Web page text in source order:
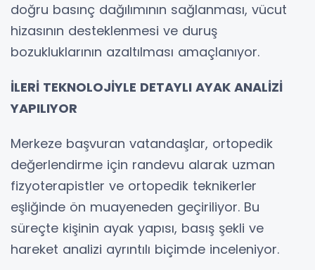
doğru basınç dağılımının sağlanması, vücut
hizasının desteklenmesi ve duruş
bozukluklarının azaltılması amaçlanıyor.
İLERİ TEKNOLOJİYLE DETAYLI AYAK ANALİZİ
YAPILIYOR
Merkeze başvuran vatandaşlar, ortopedik
değerlendirme için randevu alarak uzman
fizyoterapistler ve ortopedik teknikerler
eşliğinde ön muayeneden geçiriliyor. Bu
süreçte kişinin ayak yapısı, basış şekli ve
hareket analizi ayrıntılı biçimde inceleniyor.